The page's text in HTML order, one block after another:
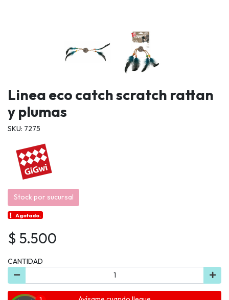
Linea eco catch scratch rattan
y plumas
SKU: 7275
Stock por sucursal
Agotado.
$ 5.500
CANTIDAD